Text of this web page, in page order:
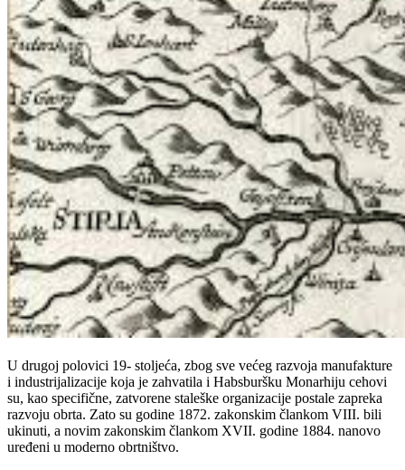
U drugoj polovici 19- stoljeća, zbog sve većeg razvoja manufakture
i industrijalizacije koja je zahvatila i Habsburšku Monarhiju cehovi
su, kao specifične, zatvorene staleške organizacije postale zapreka
razvoju obrta. Zato su godine 1872. zakonskim člankom VIII. bili
ukinuti, a novim zakonskim člankom XVII. godine 1884. nanovo
uređeni u moderno obrtništvo.